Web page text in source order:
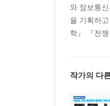
와 정보통
을 기획하
학』 『전
작가의 다